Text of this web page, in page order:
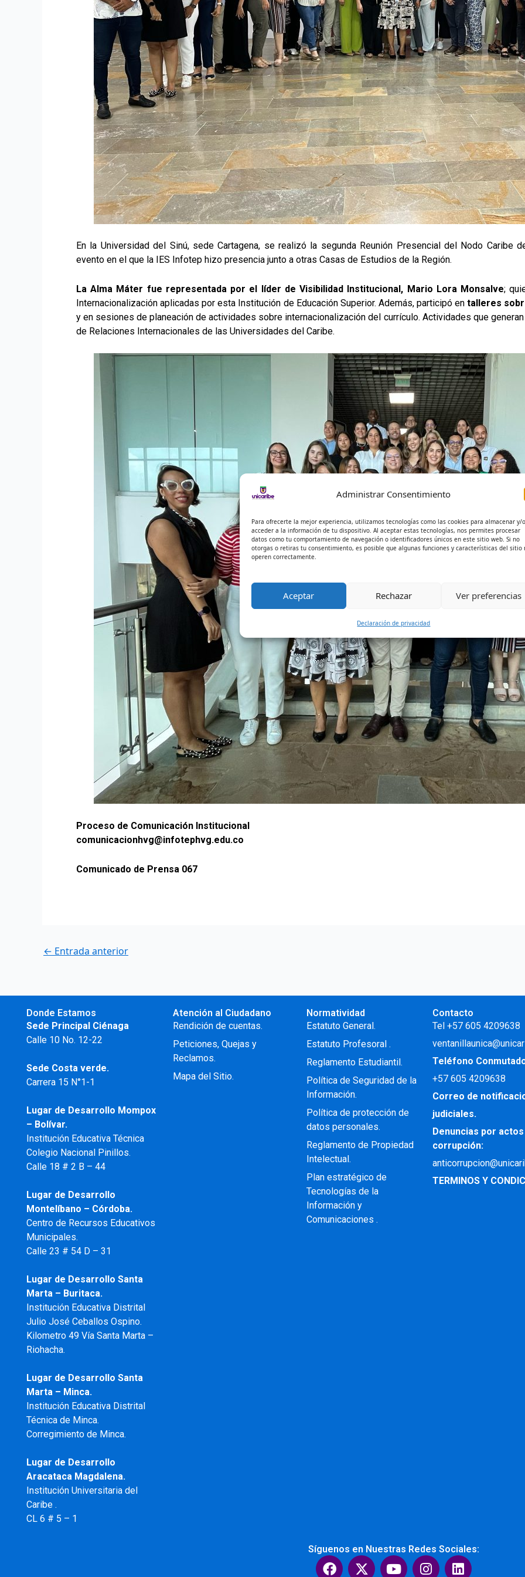
Administrar Consentimiento
Para ofrecerte la mejor experiencia, utilizamos tecnologías como las cookies para almacenar y/o
acceder a la información de tu dispositivo. Al aceptar estas tecnologías, nos permites procesar
datos como tu comportamiento de navegación o identificadores únicos en este sitio web. Si no
otorgas o retiras tu consentimiento, es posible que algunas funciones y características del sitio
operen correctamente.
Aceptar Rechazar Ver preferencias
Declaración de privacidad
En la Universidad del Sinú, sede Cartagena, se realizó la segunda Reunión Presencial del Nodo Caribe
evento en el que la IES Infotep hizo presencia junto a otras Casas de Estudios de la Región.
La Alma Máter fue representada por el líder de Visibilidad Institucional, Mario Lora Monsalve;
Internacionalización aplicadas por esta Institución de Educación Superior. Además, participó entalleres
y en sesiones de planeación de actividades sobre internacionalización del currículo. Actividades que
de Relaciones Internacionales de las Universidades del Caribe.
Proceso de Comunicación Institucional
comunicacionhvg@infotephvg.edu.co
Comunicado de Prensa 067
← Entrada anterior
Donde Estamos
Sede Principal Ciénaga
Calle 10 No. 12-22
Sede Costa verde.
Carrera 15 N°1-1
Lugar de Desarrollo Mompox
– Bolívar.
Institución Educativa Técnica
Colegio Nacional Pinillos.
Calle 18 # 2 B – 44
Lugar de Desarrollo
Montelíbano – Córdoba.
Centro de Recursos Educativos
Municipales.
Calle 23 # 54 D – 31
Lugar de Desarrollo Santa
Marta – Buritaca.
Institución Educativa Distrital
Julio José Ceballos Ospino.
Kilometro 49 Vía Santa Marta –
Riohacha.
Lugar de Desarrollo Santa
Marta – Minca.
Institución Educativa Distrital
Técnica de Minca.
Corregimiento de Minca.
Lugar de Desarrollo
Aracataca Magdalena.
Institución Universitaria del
Caribe .
CL 6 # 5 – 1
Atención al Ciudadano
Rendición de cuentas.
Peticiones, Quejas y
Reclamos.
Mapa del Sitio.
Normatividad
Estatuto General.
Estatuto Profesoral .
Reglamento Estudiantil.
Política de Seguridad de la
Información.
Política de protección de
datos personales.
Reglamento de Propiedad
Intelectual .
Plan estratégico de
Tecnologías de la
Información y
Comunicaciones .
Contacto
Tel +57 605 4209638
Teléfono
+57605 4209638
Correo de
judiciales.
Denuncias por
corrupción:
TERMINOS Y
Síguenos en Nuestras Redes Sociales:
F X Y I L